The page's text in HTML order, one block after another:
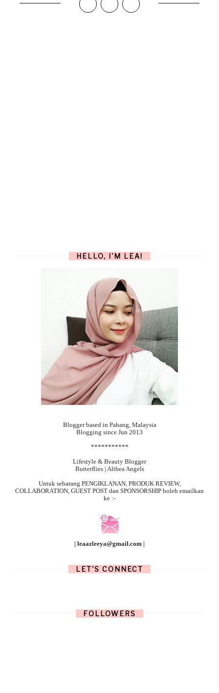
HELLO, I'M LEA!
Blogger based in Pahang, Malaysia
Blogging since Jun 2013
***********
Lifestyle & Beauty Blogger
Butterflies | Althea Angels
Untuk sebarang PENGIKLANAN, PRODUK REVIEW,
COLLABORATION, GUEST POST dan SPONSORSHIP boleh emailkan
ke :-
| leaazleeya@gmail.com |
LET'S CONNECT
FOLLOWERS